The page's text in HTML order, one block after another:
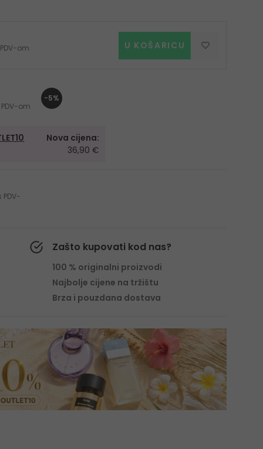
om
U KOŠARICU
om
-5%
Nova cijena:
36,90 €
PDV-
Zašto kupovati kod nas?
100 % originalni proizvodi
Najbolje cijene na tržištu
Brza i pouzdana dostava